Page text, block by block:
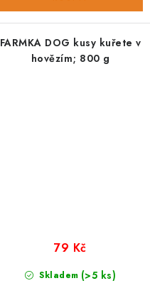
FARMKA DOG kusy kuřete v
hovězím; 800 g
Skladem (>5 ks)
79 Kč